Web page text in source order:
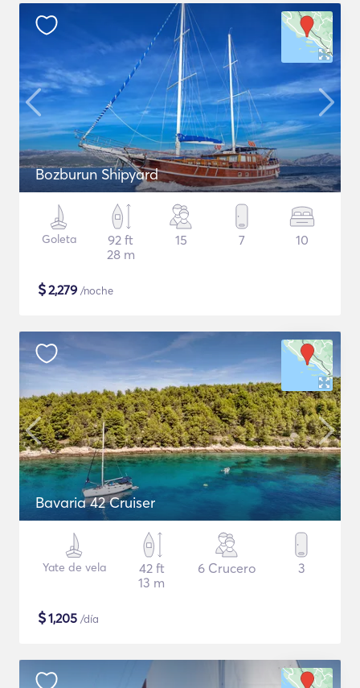
Bozburun Shipyard
Goleta
92 ft
28 m
15 7 10
$2,279 /noche
Bavaria 42 Cruiser
Yate de vela
42 ft
13 m
6 Crucero 3
$1,205 /día